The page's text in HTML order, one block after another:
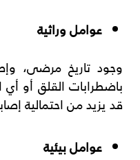
عوامل وراثية
وجود تاريخ مرضى،
باضطرابات القلق أو
قد يزيد من احتمالية
عوامل بيئية